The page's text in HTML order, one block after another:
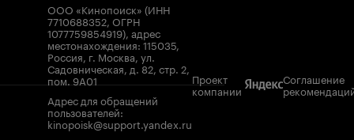
ООО «Кинопоиск» (ИНН
7710688352, ОГРН
1077759854919), адрес
местонахождения: 115035,
Россия, г. Москва, ул.
Садовническая, д. 82, стр. 2,
пом. 9А01
Адрес для обращений
пользователей:
kinopoisk@support.yandex.ru
Проект
компании
Соглашение